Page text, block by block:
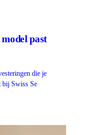
model past
die je
bij Swiss Se